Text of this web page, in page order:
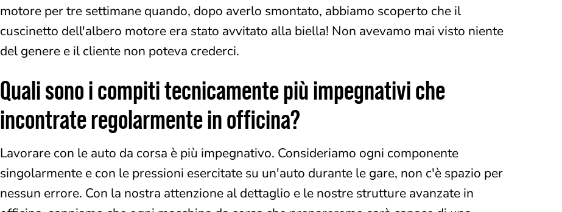
motore per tre settimane quando, dopo averlo smontato, abbiamo scoperto che il
cuscinetto dell'albero motore era stato avvitato alla biella! Non avevamo mai visto niente
del genere e il cliente non poteva crederci.
Quali sono i compiti tecnicamente più impegnativi che
incontrate regolarmente in officina?
Lavorare con le auto da corsa è più impegnativo. Consideriamo ogni componente
singolarmente e con le pressioni esercitate su un'auto durante le gare, non c'è spazio per
nessun errore. Con la nostra attenzione al dettaglio e le nostre strutture avanzate in